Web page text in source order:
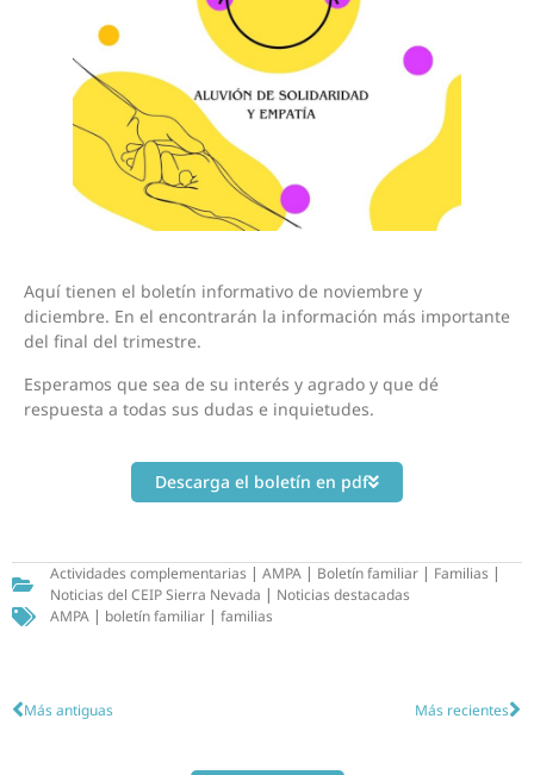
Aquí tienen el boletín informativo de noviembre y
diciembre. En el encontrarán la información más importante
del final del trimestre.
Esperamos que sea de su interés y agrado y que dé
respuesta a todas sus dudas e inquietudes.
Descarga el boletín en pdf
Actividades complementarias | AMPA | Boletín familiar | Familias |
Noticias del CEIP Sierra Nevada | Noticias destacadas
AMPA | boletín familiar | familias
Más antiguas Más recientes